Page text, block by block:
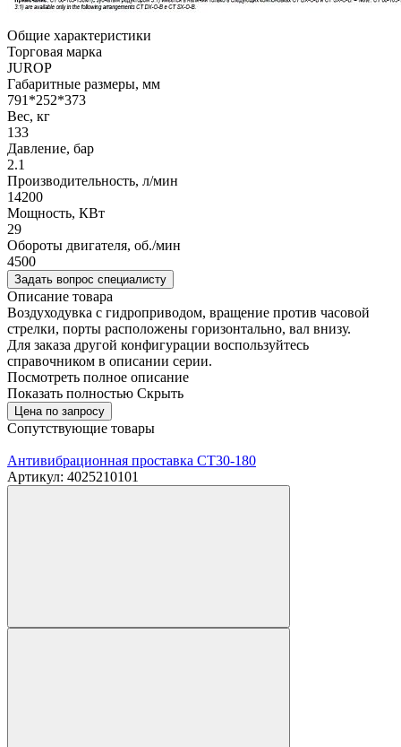
Общие характеристики
Торговая марка
JUROP
Габаритные размеры, мм
791*252*373
Вес, кг
133
Давление, бар
2.1
Производительность, л/мин
14200
Мощность, КВт
29
Обороты двигателя, об./мин
4500
Задать вопрос специалисту
Описание товара
Воздуходувка с гидроприводом, вращение против часовой
стрелки, порты расположены горизонтально, вал внизу.
Для заказа другой конфигурации воспользуйтесь
справочником в описании серии.
Посмотреть полное описание
Показать полностью Скрыть
Цена по запросу
Сопутствующие товары
Антивибрационная проставка CT30-180
Артикул: 4025210101